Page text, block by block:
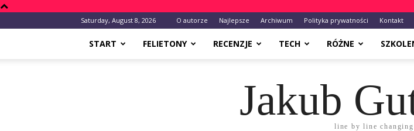
Saturday, August 8, 2026 O autorze Najlepsze Archiwum Polityka prywatności Kontakt
START FELIETONY RECENZJE TECH RÓŻNE
Jakub
line by line